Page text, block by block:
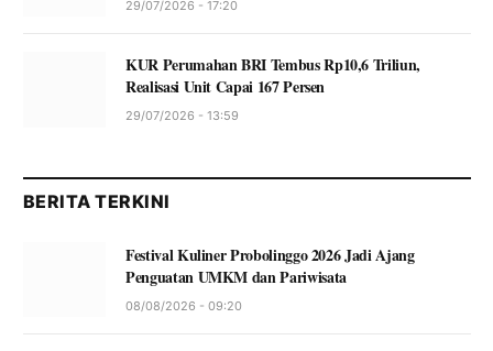
29/07/2026 - 17:20
KUR Perumahan BRI Tembus Rp10,6 Triliun,
Realisasi Unit Capai 167 Persen
29/07/2026 - 13:59
BERITA TERKINI
Festival Kuliner Probolinggo 2026 Jadi Ajang
Penguatan UMKM dan Pariwisata
08/08/2026 - 09:20